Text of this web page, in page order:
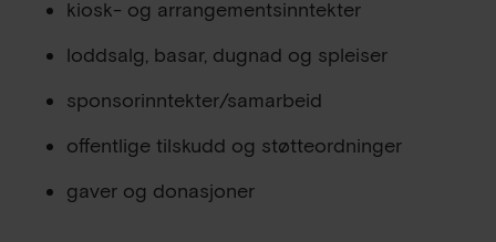
kiosk- og arrangementsinntekter
loddsalg, basar, dugnad og spleiser
sponsorinntekter/samarbeid
offentlige tilskudd og støtteordninger
gaver og donasjoner